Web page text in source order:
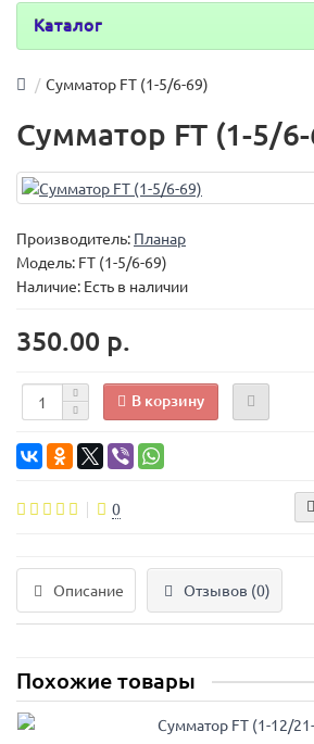
Каталог
Сумматор FT (1-5/6-69)
Сумматор FT (1-5/
Производитель: Планар
Модель: FT (1-5/6-69)
Наличие: Есть в наличии
350.00 р.
В корзину
0
Описание Отзывов (0)
Похожие товары